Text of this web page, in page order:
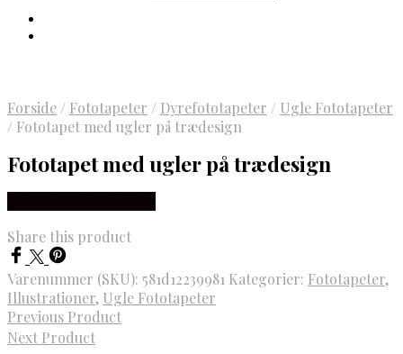
Forside / Fototapeter / Dyrefototapeter / Ugle Fototapeter
/ Fototapet med ugler på trædesign
Fototapet med ugler på trædesign
Share this product
Varenummer (SKU): 581d12239981 Kategorier: Fototapeter,
Illustrationer, Ugle Fototapeter
Previous Product
Next Product